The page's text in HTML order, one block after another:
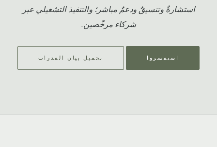
استشارةٌ وتنسيقٌ ودعمٌ مباشر؛ والتنفيذ التشغيلي عبر
شركاء مرخّصين.
استفسروا تحميل بيان القدرات